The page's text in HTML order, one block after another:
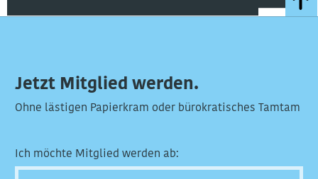
Jetzt Mitglied werden.
Ohne lästigen Papierkram oder bürokratisches Tamtam
Ich möchte Mitglied werden ab: